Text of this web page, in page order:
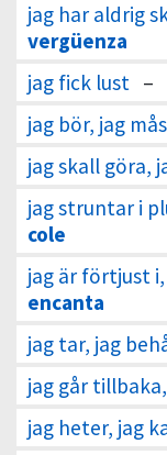
jag har aldrig
vergüenza
jag fick lust –
jag bör, jag
jag skall göra,
jag struntar i
cole
jag är förtjust
encanta
jag tar, jag
jag går
jag heter, jag